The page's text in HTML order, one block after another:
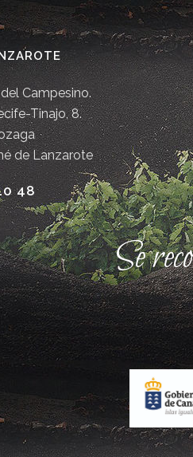
Campesino.
Tinajo, 8.
de Lanzarote
48
Se